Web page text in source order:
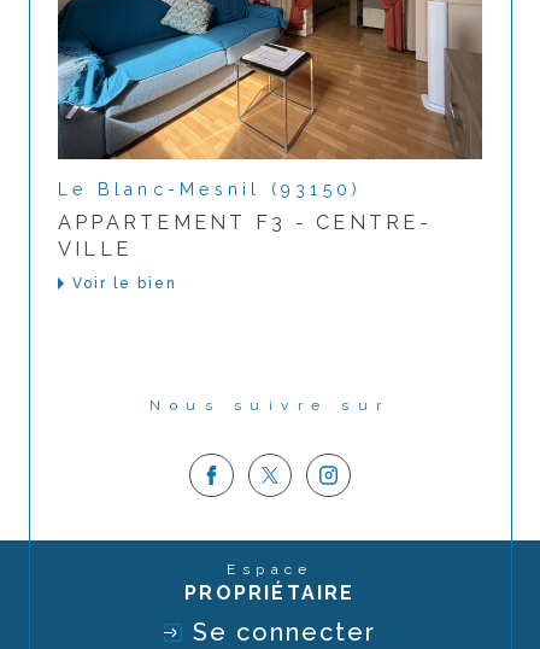
Le Blanc-Mesnil (93150)
APPARTEMENT F3 - CENTRE-
VILLE
Voir le bien
Nous suivre sur
Espace
PROPRIÉTAIRE
Se connecter